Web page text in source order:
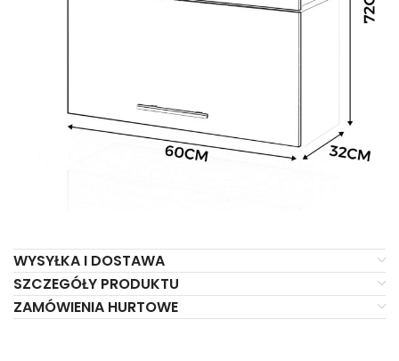
WYSYŁKA I DOSTAWA
SZCZEGÓŁY PRODUKTU
ZAMÓWIENIA HURTOWE